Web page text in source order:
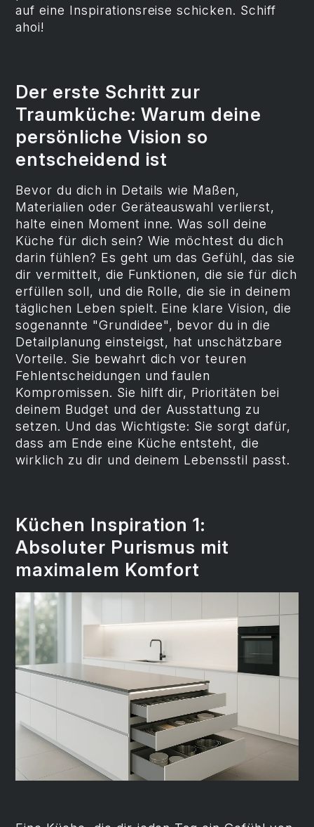
auf eine Inspirationsreise schicken. Schiff
ahoi!
Der erste Schritt zur
Traumküche: Warum deine
persönliche Vision so
entscheidend ist
Bevor du dich in Details wie Maßen,
Materialien oder Geräteauswahl verlierst,
halte einen Moment inne. Was soll deine
Küche für dich sein? Wie möchtest du dich
darin fühlen? Es geht um das Gefühl, das sie
dir vermittelt, die Funktionen, die sie für dich
erfüllen soll, und die Rolle, die sie in deinem
täglichen Leben spielt. Eine klare Vision, die
sogenannte "Grundidee", bevor du in die
Detailplanung einsteigst, hat unschätzbare
Vorteile. Sie bewahrt dich vor teuren
Fehlentscheidungen und faulen
Kompromissen. Sie hilft dir, Prioritäten bei
deinem Budget und der Ausstattung zu
setzen. Und das Wichtigste: Sie sorgt dafür,
dass am Ende eine Küche entsteht, die
wirklich zu dir und deinem Lebensstil passt.
Küchen Inspiration 1:
Absoluter Purismus mit
maximalem Komfort